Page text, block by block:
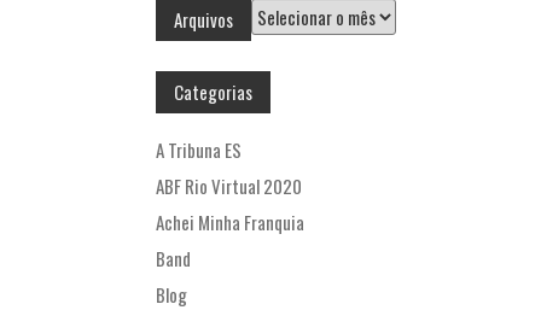
Arquivos Arquivos
Categorias
A Tribuna ES
ABF Rio Virtual 2020
Achei Minha Franquia
Band
Blog